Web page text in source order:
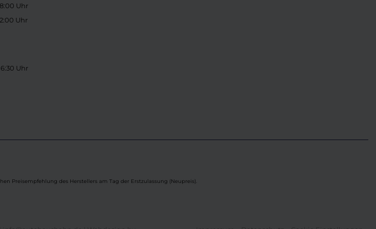
Uhr
Uhr
Uhr
Preisempfehlung des Herstellers am Tag der Erstzulassung (Neupreis).